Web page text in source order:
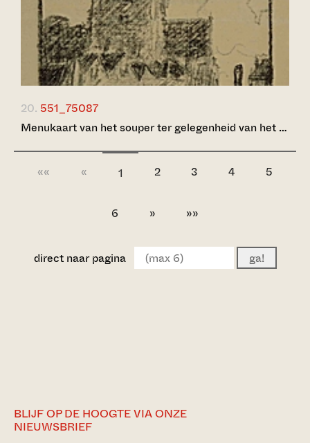
20. 551_75087
Menukaart van het souper ter gelegenheid van het …
«« « 1 2 3 4 5
6 » »»
direct naar pagina ga!
BLIJF OP DE HOOGTE VIA ONZE
NIEUWSBRIEF